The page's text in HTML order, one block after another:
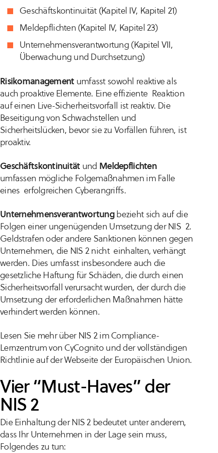
Geschäftskontinuität (Kapitel IV, Kapitel 21)
Meldepflichten (Kapitel IV, Kapitel 23)
Unternehmensverantwortung (Kapitel VII,
Überwachung und Durchsetzung)
Risikomanagement umfasst sowohl reaktive als
auch proaktive Elemente. Eine effiziente Reaktion
auf einen Live-Sicherheitsvorfall ist reaktiv. Die
Beseitigung von Schwachstellen und
Sicherheitslücken, bevor sie zu Vorfällen führen, ist
proaktiv.
Geschäftskontinuität und Meldepflichten
umfassen mögliche Folgemaßnahmen im Falle
eines erfolgreichen Cyberangriffs.
Unternehmensverantwortungbezieht sich auf die
Folgen einer ungenügenden Umsetzung der NIS 2.
Geldstrafen oder andere Sanktionen können gegen
Unternehmen, die NIS 2 nicht einhalten, verhängt
werden. Dies umfasst insbesondere auch die
gesetzliche Haftung für Schäden, die durch einen
Sicherheitsvorfall verursacht wurden, der durch die
Umsetzung der erforderlichen Maßnahmen hätte
verhindert werden können.
Lesen Sie mehr über NIS 2 im Compliance-
Lernzentrum von CyCognito und dervollständigen
Richtlinie auf der Webseite der Europäischen Union.
Vier “Must-Haves” der
NIS 2
Die Einhaltung der NIS 2 bedeutet unter anderem,
dass Ihr Unternehmen in der Lage sein muss,
Folgendes zu tun: